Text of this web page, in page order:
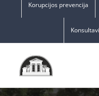
Korupcijos prevencija